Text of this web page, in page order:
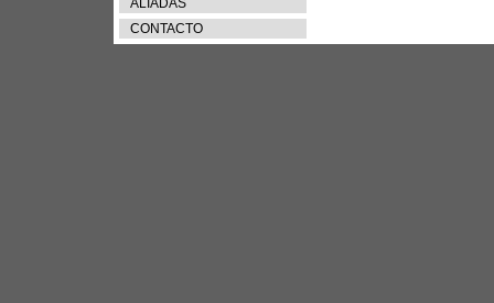
ALIADAS
CONTACTO